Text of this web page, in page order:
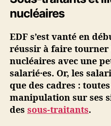
nucléaires
EDF s’est vanté en
réussir à faire tourner
nucléaires avec une
salarié·es. Or, les
que des cadres :
manipulation sur ses
des sous-traitants.